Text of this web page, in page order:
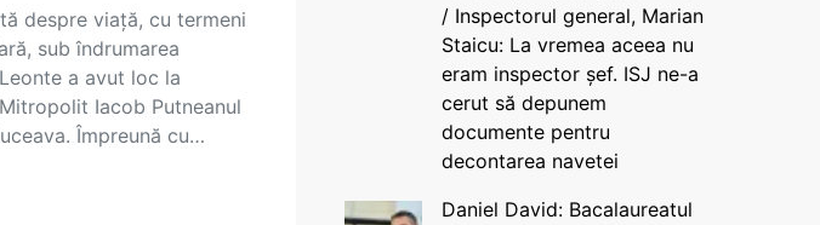
despre viață, cu termeni
sub îndrumarea
a avut loc la
Iacob Putneanul
Împreună cu…
/ Inspectorul general, Marian
Staicu: La vremea aceea nu
eram inspector șef. ISJ ne-a
cerut să depunem
documente pentru
decontarea navetei
Daniel David: Bacalaureatul